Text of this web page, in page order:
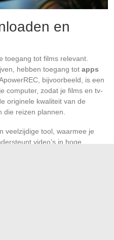
en
toegang tot films relevant.
hebben toegang tot apps
bijvoorbeeld, is een
computer, zodat je films en tv-
originele kwaliteit van de
reizen plannen.
veelzijdige tool, waarmee je
video’s in hoge